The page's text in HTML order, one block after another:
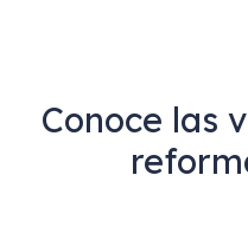
Conoce las